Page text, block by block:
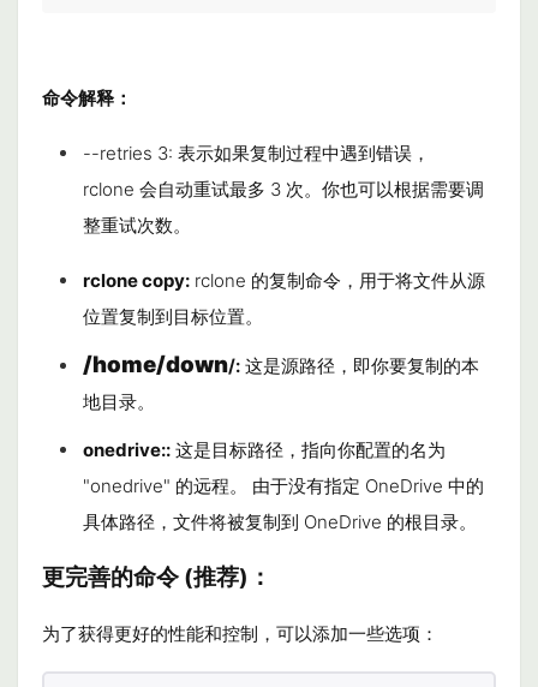
命令解释：
--retries 3: 表示如果复制过程中遇到错误，
rclone 会自动重试最多 3 次。你也可以根据需要调
整重试次数。
rclone copy: rclone 的复制命令，用于将文件从源
位置复制到目标位置。
/home/down/: 这是源路径，即你要复制的本
地目录。
onedrive:: 这是目标路径，指向你配置的名为
"onedrive" 的远程。 由于没有指定 OneDrive 中的
具体路径，文件将被复制到 OneDrive 的根目录。
更完善的命令 (推荐)：
为了获得更好的性能和控制，可以添加一些选项：